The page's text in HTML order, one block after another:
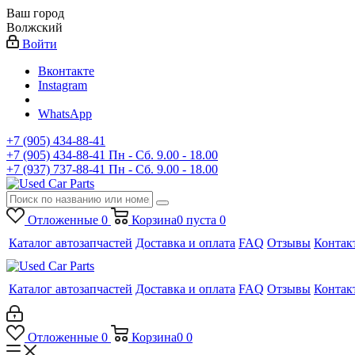
Ваш город
Волжский
Войти
Вконтакте
Instagram
WhatsApp
+7 (905) 434-88-41
+7 (905) 434-88-41 Пн - Сб. 9.00 - 18.00
+7 (937) 737-88-41 Пн - Сб. 9.00 - 18.00
Отложенные 0 Корзина0 пуста 0
Каталог автозапчастей Доставка и оплата FAQ Отзывы
Каталог автозапчастей Доставка и оплата FAQ Отзывы
Отложенные 0 Корзина0 0